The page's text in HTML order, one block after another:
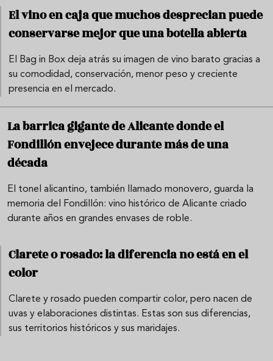
El vino en caja que muchos desprecian puede
conservarse mejor que una botella abierta
El Bag in Box deja atrás su imagen de vino barato gracias a
su comodidad, conservación, menor peso y creciente
presencia en el mercado.
La barrica gigante de Alicante donde el
Fondillón envejece durante más de una
década
El tonel alicantino, también llamado monovero, guarda la
memoria del Fondillón: vino histórico de Alicante criado
durante años en grandes envases de roble.
Clarete o rosado: la diferencia no está en el
color
Clarete y rosado pueden compartir color, pero nacen de
uvas y elaboraciones distintas. Estas son sus diferencias,
sus territorios históricos y sus maridajes.